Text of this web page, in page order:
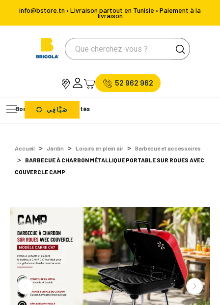
info@bstore.tn • Livraison partout en Tunisie • Paiement à la
livraison
52 962 962
Bons Plans Nouveautés
صَيَّافِي
Accueil Jardin Loisirs en plein air
Barbecue et accessoires
BARBECUE À CHARBON MÉTALLIQUE PORTABLE SUR ROUES AVEC
COUVERCLE CAMP